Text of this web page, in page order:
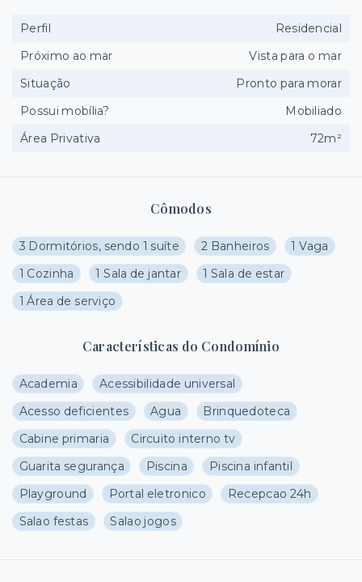
Cômodos
3 Dormitórios, sendo 1 suíte 2 Banheiros
1 Vaga
1 Cozinha
1 Sala de jantar
1 Sala de estar
1 Área de serviço
Características do Condomínio
Academia
Acessibilidade universal
Acesso deficientes
Agua
Brinquedoteca
Cabine primaria
Circuito interno tv
Guarita segurança
Piscina
Piscina infantil
Playground
Portal eletronico
Recepcao 24h
Salao festas
Salao jogos
Perfil
Residencial
Próximo ao mar
Vista para o mar
Situação
Pronto para morar
Possui mobília?
Mobiliado
Área Privativa
72m²